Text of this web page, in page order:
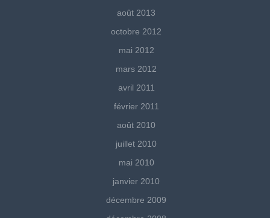
août 2013
octobre 2012
mai 2012
mars 2012
avril 2011
février 2011
août 2010
juillet 2010
mai 2010
janvier 2010
décembre 2009